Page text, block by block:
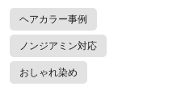
ヘアカラー事例
ノンジアミン対応
おしゃれ染め